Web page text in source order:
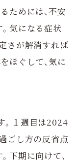
ためには、不安
気になる症状
さが解消すれば
ほぐして、気に
。１週目は2024
ごし方の反省点
下期に向けて、